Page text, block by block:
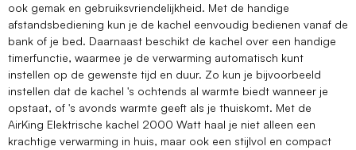
ook gemak en gebruiksvriendelijkheid. Met de handige
afstandsbediening kun je de kachel eenvoudig bedienen vanaf de
bank of je bed. Daarnaast beschikt de kachel over een handige
timerfunctie, waarmee je de verwarming automatisch kunt
instellen op de gewenste tijd en duur. Zo kun je bijvoorbeeld
instellen dat de kachel 's ochtends al warmte biedt wanneer je
opstaat, of 's avonds warmte geeft als je thuiskomt. Met de
AirKing Elektrische kachel 2000 Watt haal je niet alleen een
krachtige verwarming in huis, maar ook een stijlvol en compact